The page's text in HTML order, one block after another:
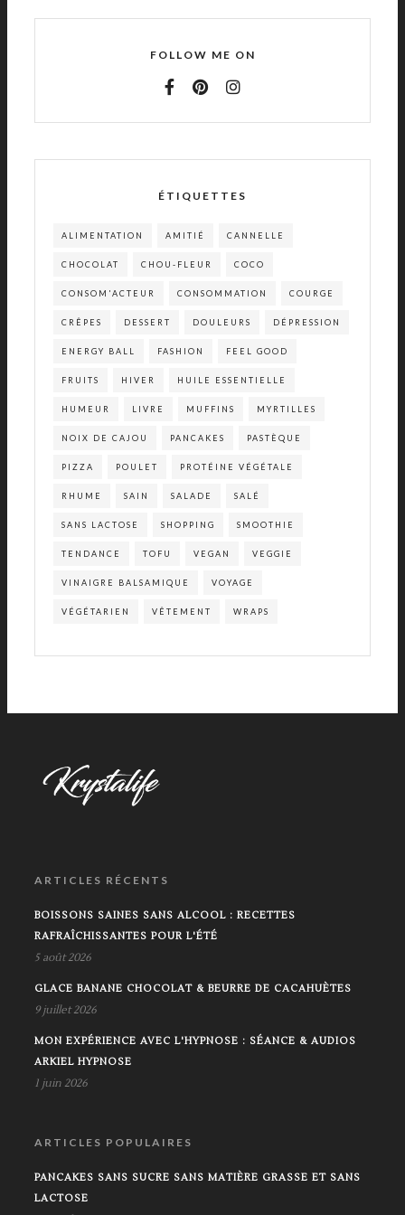
FOLLOW ME ON
ÉTIQUETTES
ALIMENTATION AMITIÉ CANNELLE
CHOCOLAT CHOU-FLEUR COCO
CONSOM'ACTEUR CONSOMMATION COURGE
CRÊPES DESSERT DOULEURS DÉPRESSION
ENERGY BALL FASHION FEEL GOOD
FRUITS HIVER HUILE ESSENTIELLE
HUMEUR LIVRE MUFFINS MYRTILLES
NOIX DE CAJOU PANCAKES PASTÈQUE
PIZZA POULET PROTÉINE VÉGÉTALE
RHUME SAIN SALADE SALÉ
SANS LACTOSE SHOPPING SMOOTHIE
TENDANCE TOFU VEGAN VEGGIE
VINAIGRE BALSAMIQUE VOYAGE
VÉGÉTARIEN VÊTEMENT WRAPS
ARTICLES RÉCENTS
BOISSONS SAINES SANS ALCOOL : RECETTES
RAFRAÎCHISSANTES POUR L'ÉTÉ
5 août 2026
GLACE BANANE CHOCOLAT & BEURRE DE CACAHUÈTES
9 juillet 2026
MON EXPÉRIENCE AVEC L'HYPNOSE : SÉANCE & AUDIOS
ARKIEL HYPNOSE
1 juin 2026
ARTICLES POPULAIRES
PANCAKES SANS SUCRE SANS MATIÈRE GRASSE ET SANS
LACTOSE